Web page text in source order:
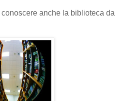
anche la biblioteca da